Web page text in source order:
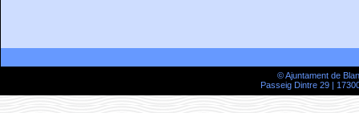
© Ajuntament de
Passeig Dintre 29 |